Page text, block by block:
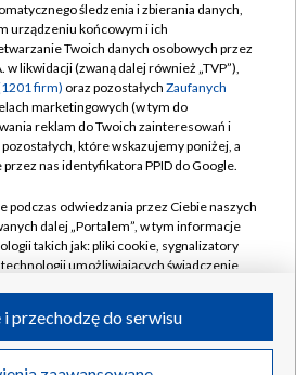
TVP
Regulamin TVP
prywatności
Moje zgody
Pomoc
Kontakt
Kanały
Polska S.A. w likwidacji
śledzenia i zbierania danych,
urządzeniu końcowym i ich
Twoich danych osobowych przez
w likwidacji (zwaną dalej również „TVP”),
firm) oraz pozostałych Zaufanych
marketingowych (w tym do
reklam do Twoich zainteresowań i
które wskazujemy poniżej, a
nas identyfikatora PPID do Google.
podczas odwiedzania przez Ciebie naszych
dalej „Portalem”, w tym informacje
takich jak: pliki cookie, sygnalizatory
umożliwiających świadczenie
podczas odwiedzania przez Ciebie
przechodzę do serwisu